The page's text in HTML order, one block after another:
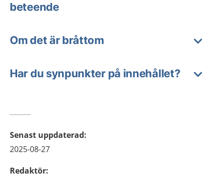
beteende
Om det är bråttom
Har du synpunkter på innehållet?
Senast uppdaterad:
2025-08-27
Redaktör: